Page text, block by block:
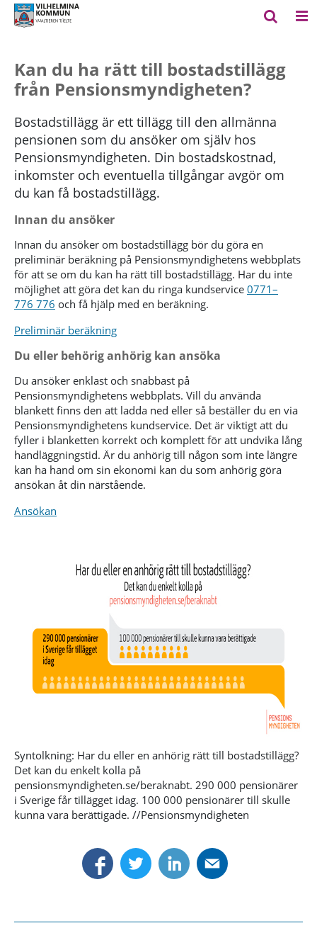
Kan du ha rätt till bostadstillägg
från Pensionsmyndigheten?
Bostadstillägg är ett tillägg till den allmänna
pensionen som du ansöker om själv hos
Pensionsmyndigheten. Din bostadskostnad,
inkomster och eventuella tillgångar avgör om
du kan få bostadstillägg.
Innan du ansöker
Innan du ansöker om bostadstillägg bör du göra en
preliminär beräkning på Pensionsmyndighetens webbplats
för att se om du kan ha rätt till bostadstillägg. Har du inte
möjlighet att göra det kan du ringa kundservice 0771–
776 776 och få hjälp med en beräkning.
Preliminär beräkning
Du eller behörig anhörig kan ansöka
Du ansöker enklast och snabbast på
Pensionsmyndighetens webbplats. Vill du använda
blankett finns den att ladda ned eller så beställer du en via
Pensionsmyndighetens kundservice. Det är viktigt att du
fyller i blanketten korrekt och komplett för att undvika lång
handläggningstid. Är du anhörig till någon som inte längre
kan ha hand om sin ekonomi kan du som anhörig göra
ansökan åt din närstående.
Ansökan
Syntolkning: Har du eller en anhörig rätt till bostadstillägg?
Det kan du enkelt kolla på
pensionsmyndigheten.se/beraknabt. 290 000 pensionärer
i Sverige får tillägget idag. 100 000 pensionärer till skulle
kunna vara berättigade. //Pensionsmyndigheten